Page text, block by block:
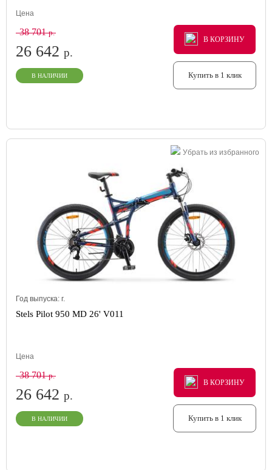
Цена
38 701р.
26 642 р.
В НАЛИЧИИ
В КОРЗИНУ
В КОРЗИНУ
В КОРЗИНУ
Купить в 1 клик
Убрать из избранного
Год выпуска: г.
Stels Pilot 950 MD 26' V011
Цена
38 701р.
26 642 р.
В НАЛИЧИИ
В КОРЗИНУ
В КОРЗИНУ
В КОРЗИНУ
Купить в 1 клик